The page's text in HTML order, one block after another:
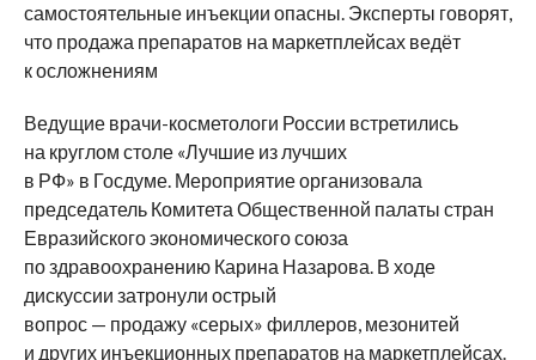
самостоятельные инъекции опасны. Эксперты говорят,
что продажа препаратов на маркетплейсах ведёт
к осложнениям
Ведущие врачи-косметологи России встретились
на круглом столе «Лучшие из лучших
в РФ» в Госдуме. Мероприятие организовала
председатель Комитета Общественной палаты стран
Евразийского экономического союза
по здравоохранению Карина Назарова. В ходе
дискуссии затронули острый
вопрос — продажу «серых» филлеров, мезонитей
и других инъекционных препаратов на маркетплейсах.